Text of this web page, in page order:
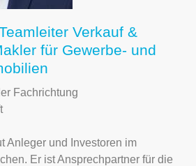
Verkauf &
für Gewerbe- und
Fachrichtung
Anleger und Investoren im
Er ist Ansprechpartner für die